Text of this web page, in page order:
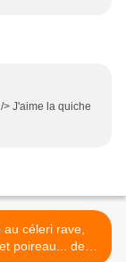
> J'aime la quiche
au céleri rave,
poireau... de